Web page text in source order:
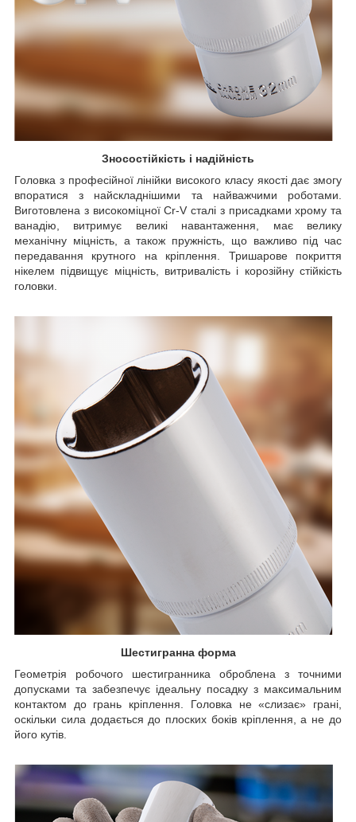
Зносостійкість і надійність
Головка з професійної лінійки високого класу якості дає змогу
впоратися з найскладнішими та найважчими роботами.
Виготовлена з високоміцної Cr-V сталі з присадками хрому та
ванадію, витримує великі навантаження, має велику
механічну міцність, а також пружність, що важливо під час
передавання крутного на кріплення. Тришарове покриття
нікелем підвищує міцність, витривалість і корозійну стійкість
головки.
Шестигранна форма
Геометрія робочого шестигранника оброблена з точними
допусками та забезпечує ідеальну посадку з максимальним
контактом до грань кріплення. Головка не «слизає» грані,
оскільки сила додається до плоских боків кріплення, а не до
його кутів.